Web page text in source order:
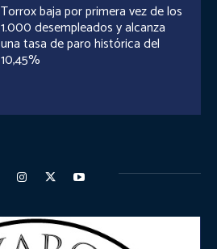
Torrox baja por primera vez de los
1.000 desempleados y alcanza
una tasa de paro histórica del
10,45%